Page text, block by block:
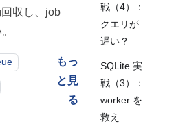
収し、job
もっ
と見
る
戦（4）：
クエリが
遅い？
SQLite 実
戦（3）：
worker を
救え